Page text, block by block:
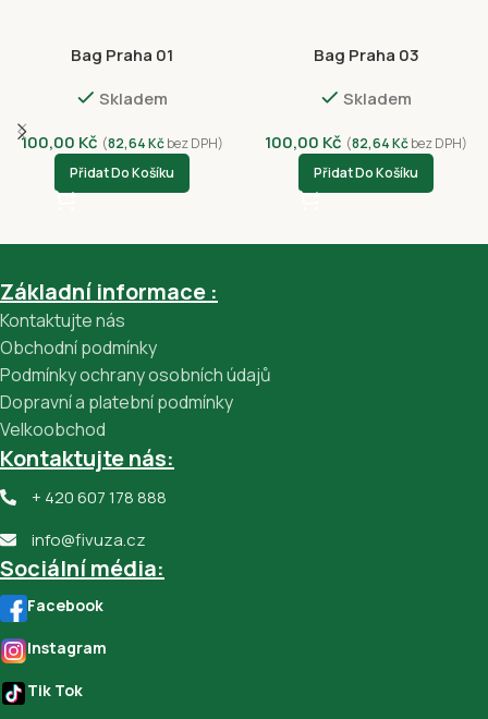
Bag Praha 01
Skladem
100,00 Kč (82,64Kčbez DPH)
Přidat Do Košíku
Bag Praha 03
Skladem
100,00 Kč (82,64Kčbez DPH)
Přidat Do Košíku
Základní informace :
Kontaktujte nás
Obchodní podmínky
Podmínky ochrany osobních údajů
Dopravní a platební podmínky
Velkoobchod
Kontaktujte nás:
+ 420 607 178 888
info@fivuza.cz
Sociální média:
Facebook
Instagram
Tik Tok